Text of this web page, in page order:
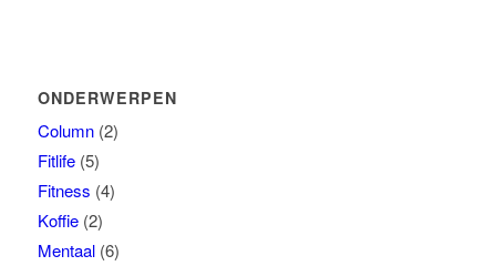
ONDERWERPEN
Column(2)
Fitlife(5)
Fitness (4)
Koffie(2)
Mentaal(6)